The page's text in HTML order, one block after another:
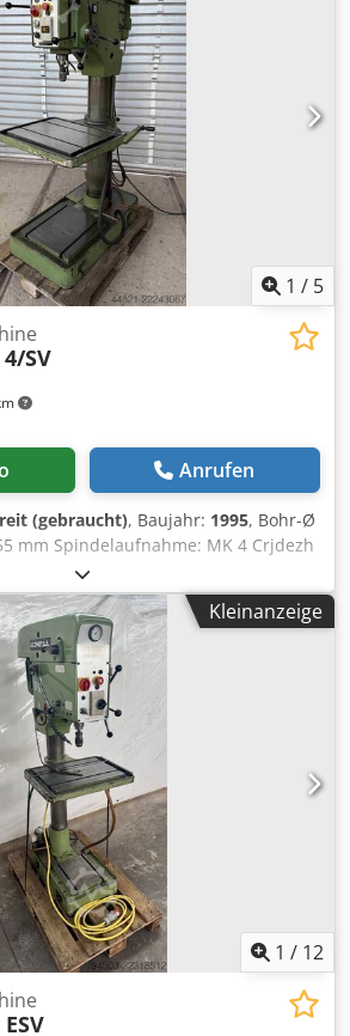
- 1750 Upm Antriebsmotor: 380 V,
340 kg Platzbedarf: 600 x 920 x 1880
1 / 5
SV
Anrufen
(gebraucht), Baujahr: 1995, Bohr-Ø
mm Spindelaufnahme: MK 4 Crjdezh
345 mm Tischgröße: 450 x
zw. Tisch u. Bohrpinole: 785 mm
Spindeldrehzahlen in 4 Gruppen
Motor u. Schaltgetriebe sowie
- 1540 Upm 4 automatische
0,18 u. 0,22 mm/U Antriebsmotor:
640 kg Platzbedarf: 700 x 1150 x
Kleinanzeige
1 / 12